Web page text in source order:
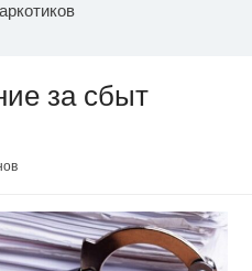
за сбыт